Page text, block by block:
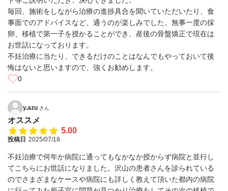
毎回、施術をしながら治療の進捗具合を聞いていただいたり、食
事面でのアドバイスなど、通うのが楽しみでした。無事一度の採
卵、移植で第一子を授かることができ、産後の骨盤矯正で現在は
お世話になっております。
不妊治療に当たり、できるだけのことはなんでもやっておいて後
悔はないと思いますので、強くお勧めします。
0
y.azu さん
オススメ
5.00
投稿日 2025/07/18
不妊治療で何年か病院に通ってもなかなか授からず病院と並行し
てこちらにお世話になりました。沢山の患者さんを診られている
のでさまざまなケースや病院にも詳しく教えて頂いた都内の病院